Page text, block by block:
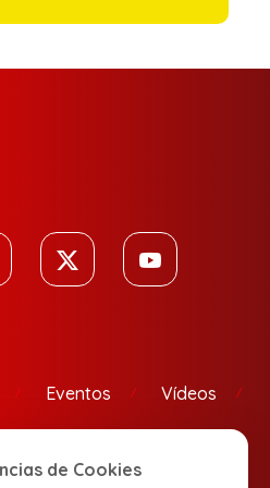
Eventos Vídeos
de Cookies